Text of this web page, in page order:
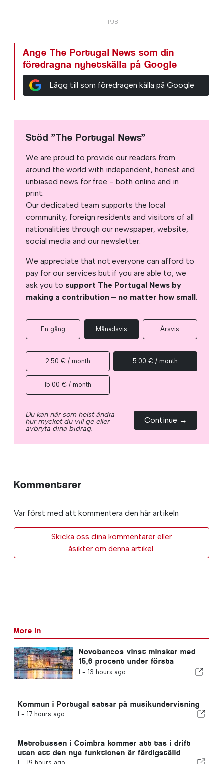
Ange The Portugal News som din
föredragna nyhetskälla på Google
Lägg till som föredragen källa på Google
Stöd ”The Portugal News”
We are proud to provide our readers from
around the world with independent, honest and
unbiased news for free – both online and in
print.
Our dedicated team supports the local
community, foreign residents and visitors of all
nationalities through our newspaper, website,
social media and our newsletter.
We appreciate that not everyone can afford to
pay for our services but if you are able to, we
ask you to support The Portugal News by
making a contribution – no matter how small.
En gång Månadsvis Årsvis
2.50 € / month 5.00 € / month
15.00 € / month
Du kan när som helst ändra
hur mycket du vill ge eller
avbryta dina bidrag.
Continue →
Kommentarer
Var först med att kommentera den här artikeln
Skicka oss dina kommentarer eller
åsikter om denna artikel.
More in
Novobancos vinst minskar med
15,6 procent under första
halvåret
I - 13 hours ago
Kommun i Portugal satsar på musikundervisning
I - 17 hours ago
Metrobussen i Coimbra kommer att tas i drift
utan att den nya funktionen är färdigställd
I - 19 hours ago